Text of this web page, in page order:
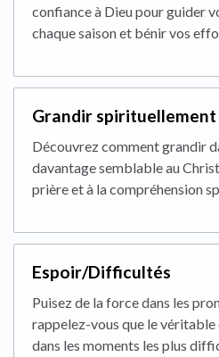
confiance à Dieu pour guider
chaque saison et bénir vos
Grandir spirituellement
Découvrez comment grandir
davantage semblable au
prière et à la compréhension
Espoir/Difficultés
Puisez de la force dans les
rappelez-vous que le
dans les moments les plus